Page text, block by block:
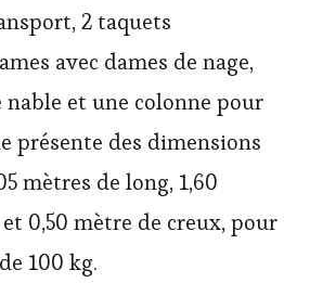
2 taquets
avec dames de nage,
et une colonne pour
présente des dimensions
mètres de long, 1,60
0,50 mètre de creux, pour
100 kg.